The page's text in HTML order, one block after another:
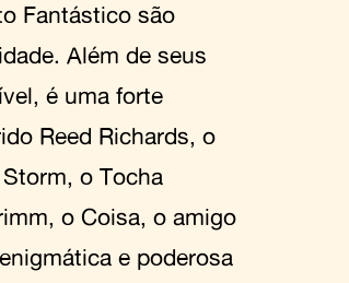
Fantástico são
Além de seus
é uma forte
Reed Richards, o
o Tocha
o Coisa, o amigo
e poderosa